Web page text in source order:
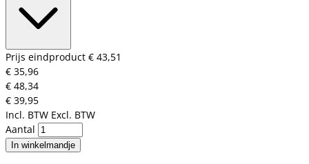
Prijs eindproduct € 43,51
€ 35,96
€ 48,34
€ 39,95
Incl. BTW Excl. BTW
Aantal
In winkelmandje